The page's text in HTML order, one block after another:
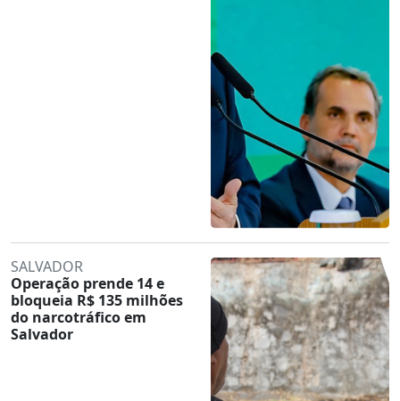
SALVADOR
Operação prende 14 e
bloqueia R$ 135 milhões
do narcotráfico em
Salvador